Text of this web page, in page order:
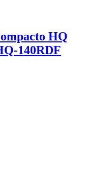
HQ
140RDF